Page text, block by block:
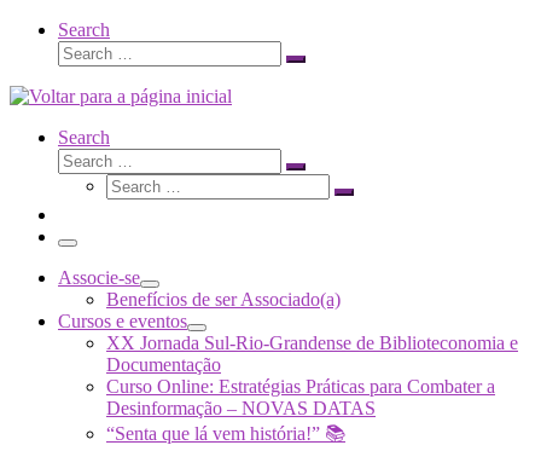
Search
Search
Search
Search
Search
Search
Search
Search
Menu
Associe-se
Benefícios de ser Associado(a)
Cursos e eventos
XX Jornada Sul-Rio-Grandense de Biblioteconomia e
Documentação
Curso Online: Estratégias Práticas para Combater a
Desinformação – NOVAS DATAS
“Senta que lá vem história!” 📚